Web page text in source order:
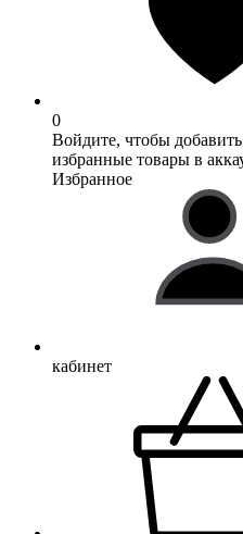
0
Войдите, чтобы
избранные товары в
Избранное
кабинет